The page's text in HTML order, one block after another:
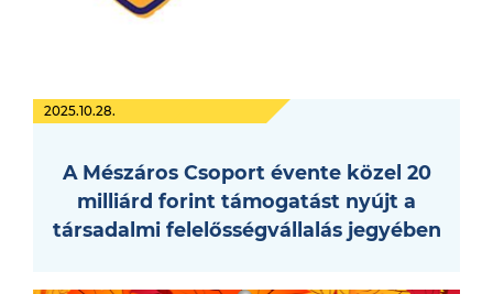
2025.10.28.
A Mészáros Csoport évente közel 20
milliárd forint támogatást nyújt a
társadalmi felelősségvállalás jegyében